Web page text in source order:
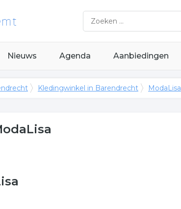
Nieuws Agenda Aanbiedingen
Kledingwinkel in Barendrecht ModaLisa